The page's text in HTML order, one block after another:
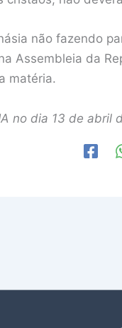
não fazendo
Assembleia da
matéria.
no dia 13 de abril